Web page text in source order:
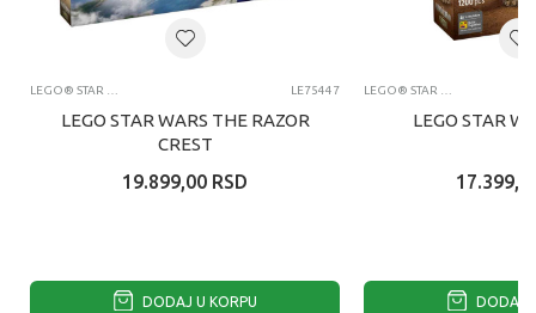
LE75447
LEGO STAR WARS THE RAZOR
CREST
19.899,00 RSD
DODAJ U KORPU
LEGO STAR
DODAJ